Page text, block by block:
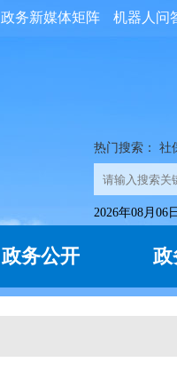
机器人问
政务新媒体矩阵
热门搜索： 社
2026年08月06
政务公开 政